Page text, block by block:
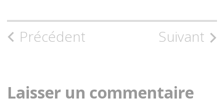
N
v
Précédent Suivant
Laisser un commentaire